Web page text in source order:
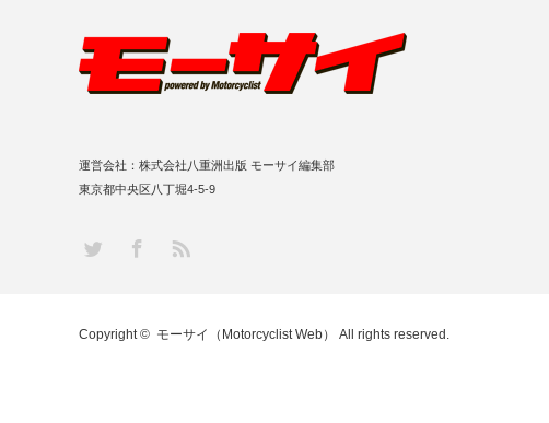
運営会社：株式会社八重洲出版 モーサイ編集部
東京都中央区八丁堀4-5-9
Twitter Facebook
RSS
Copyright © モーサイ（Motorcyclist Web） All rights reserved.